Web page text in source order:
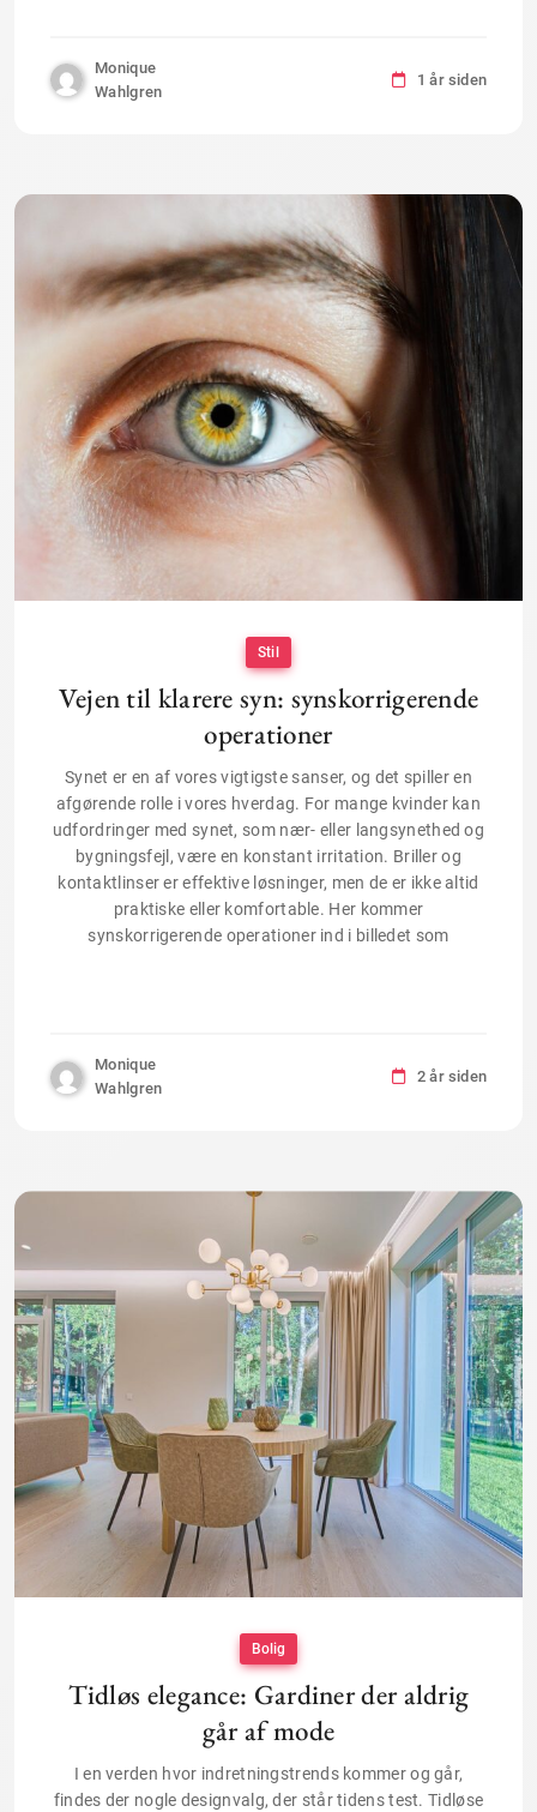
Monique
Wahlgren
1 år siden
Stil
Vejen til klarere syn: synskorrigerende
operationer
Synet er en af vores vigtigste sanser, og det spiller en
afgørende rolle i vores hverdag. For mange kvinder kan
udfordringer med synet, som nær- eller langsynethed og
bygningsfejl, være en konstant irritation. Briller og
kontaktlinser er effektive løsninger, men de er ikke altid
praktiske eller komfortable. Her kommer
synskorrigerende operationer ind i billedet som
Monique
Wahlgren
2 år siden
Bolig
Tidløs elegance: Gardiner der aldrig
går af mode
I en verden hvor indretningstrends kommer og går,
findes der nogle designvalg, der står tidens test. Tidløse